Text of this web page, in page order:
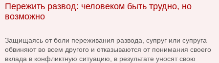
Пережить развод: человеком быть трудно, но
возможно
Защищаясь от боли переживания развода, супруг или супруга
обвиняют во всем другого и отказываются от понимания своего
вклада в конфликтную ситуацию, в результате уносят свою